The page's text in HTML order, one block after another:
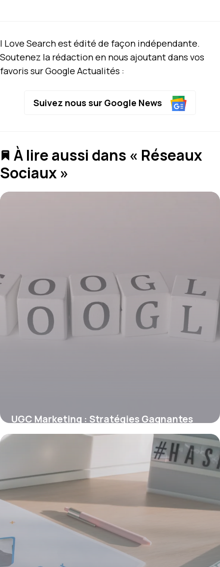
I Love Search est édité de façon indépendante.
Soutenez la rédaction en nous ajoutant dans vos
favoris sur Google Actualités :
Suivez nous sur Google News
À lire aussi dans « Réseaux
Sociaux »
UGC Marketing : Stratégies Gagnantes
2025